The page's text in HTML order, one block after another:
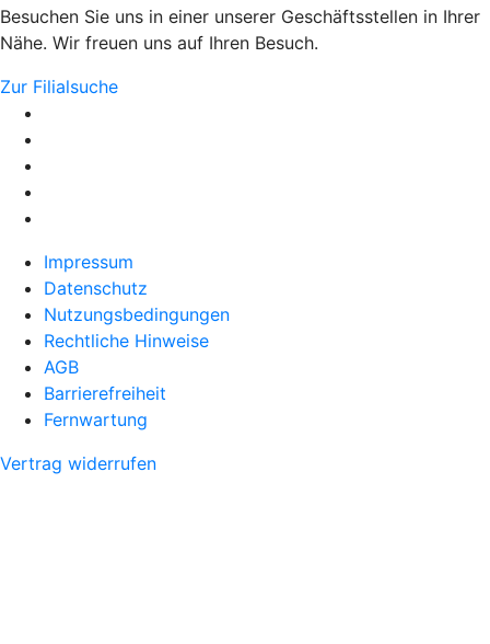
Besuchen Sie uns in einer unserer Geschäftsstellen in Ihrer
Nähe. Wir freuen uns auf Ihren Besuch.
Zur Filialsuche
Impressum
Datenschutz
Nutzungsbedingungen
Rechtliche Hinweise
AGB
Barrierefreiheit
Fernwartung
Vertrag widerrufen